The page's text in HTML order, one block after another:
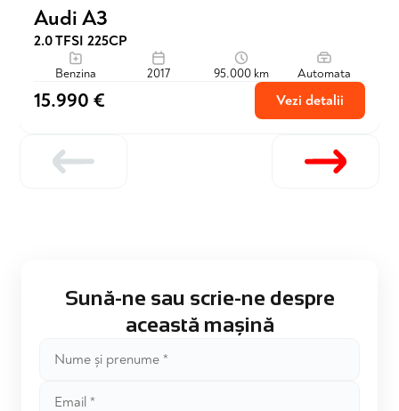
Audi A3
2.0 TFSI 225CP
Benzina 2017 95.000 km Automata
15.990 € Vezi detalii
Sună-ne sau scrie-ne despre
această mașină